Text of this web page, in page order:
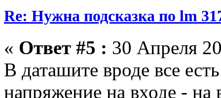
Re: Нужна подсказка по lm
« Ответ #5 : 30 Апреля
В даташите вроде все
напряжение на входе -